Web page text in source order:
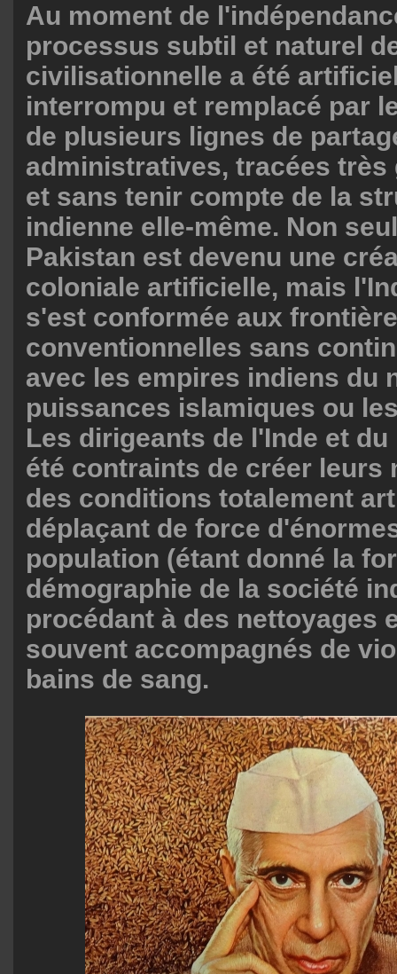
Au moment de
processus subtil et naturel
civilisationnelle a été
interrompu et remplacé par
de plusieurs lignes de
administratives, tracées très
et sans tenir compte de la
indienne elle-même. Non
Pakistan est devenu une
coloniale artificielle, mais
s'est conformée aux
conventionnelles sans
avec les empires indiens du
puissances islamiques ou
Les dirigeants de l'Inde et
été contraints de créer leurs
des conditions totalement
déplaçant de force
population (étant donné la
démographie de la société
procédant à des nettoyages
souvent accompagnés de
bains de sang.